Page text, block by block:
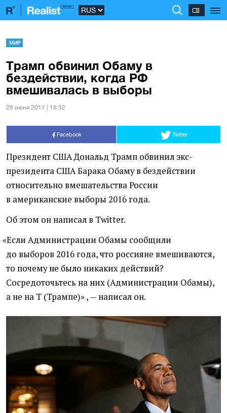
МИР
Трамп обвинил Обаму в
бездействии, когда РФ
вмешивалась в выборы
25 июня 2017 | 15:32
Facebook Twitter
Президент США Дональд Трамп обвинил экс-
президента США Барака Обаму в бездействии
относительно вмешательства России
в американские выборы 2016 года.
Об этом он написал в Twitter.
«Если Администрации Обамы сообщили
до выборов 2016 года, что россияне вмешиваются,
то почему не было никаких действий?
Сосредоточьтесь на них (Администрации Обамы),
а не на Т (Трампе)» , — написал он.